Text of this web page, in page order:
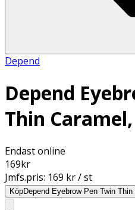
Depend
Depend
Thin
Endast online
169kr
Jmfs.pris: 169 kr / st
KöpDepend Eyebrow Pen Twin